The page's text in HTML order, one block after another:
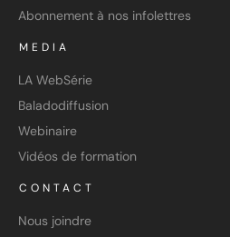
Abonnement à nos infolettres
MEDIA
LA WebSérie
Baladodiffusion
Webinaire
Vidéos de formation
CONTACT
Nous joindre